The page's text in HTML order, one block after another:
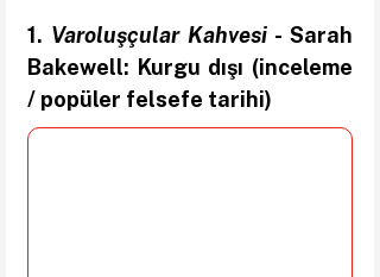
1. Varoluşçular Kahvesi - Sarah
Bakewell: Kurgu dışı (inceleme
/ popüler felsefe tarihi)